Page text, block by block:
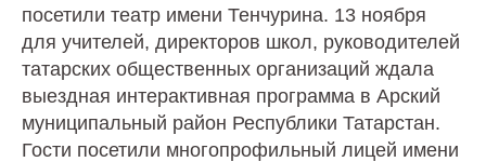
посетили театр имени Тенчурина. 13 ноября
для учителей, директоров школ, руководителей
татарских общественных организаций ждала
выездная интерактивная программа в Арский
муниципальный район Республики Татарстан.
Гости посетили многопрофильный лицей имени